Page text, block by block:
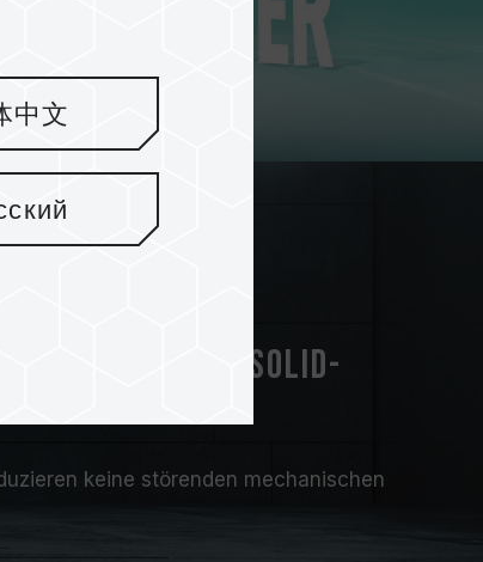
und leicht Solid-
stoß- und
keine störenden mechanischen
中文